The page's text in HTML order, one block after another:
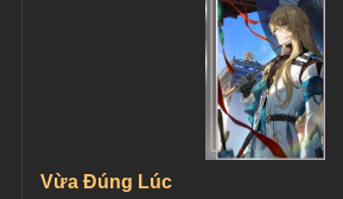
Vừa Đúng Lúc